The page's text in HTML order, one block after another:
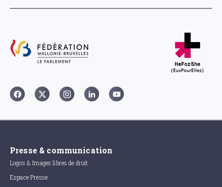
Presse & communication
Logos & Images libres de droit
Espace Presse